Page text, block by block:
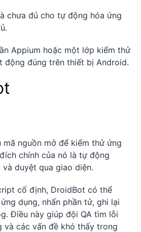
chưa đủ cho tự động hóa ứng
Appium hoặc một lớp kiểm thử
động đúng trên thiết bị Android.
nguồn mở để kiểm thử ứng
chính của nó là tự động
duyệt qua giao diện.
cố định, DroidBot có thể
dụng, nhấn phần tử, ghi lại
Điều này giúp đội QA tìm lỗi
và các vấn đề khó thấy trong